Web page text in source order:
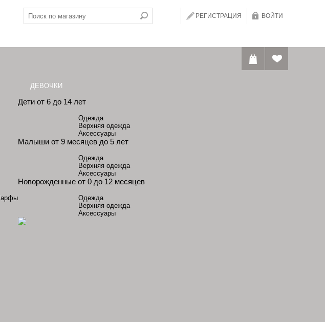
РЕГИСТРАЦИЯ ВОЙТИ
ДЕВОЧКИ
Дети от 6 до 14 лет
Одежда
Верхняя одежда
Аксессуары
Малыши от 9 месяцев до 5 лет
Одежда
Верхняя одежда
Аксессуары
Новорожденные от 0 до 12 месяцев
Одежда
Верхняя одежда
Аксессуары